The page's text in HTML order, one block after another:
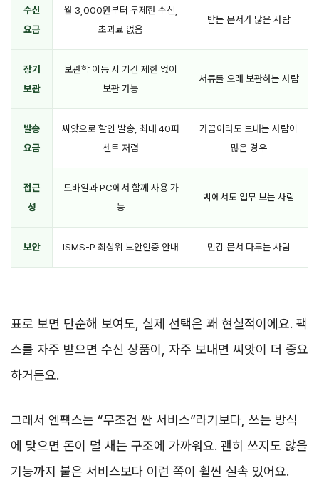
수신
요금
월 3,000원부터 무제한 수신,
초과료 없음
받는 문서가 많은 사람
장기
보관
보관함 이동 시 기간 제한 없이
보관 가능
서류를 오래 보관하는 사람
발송
요금
씨앗으로 할인 발송, 최대 40퍼
센트 저렴
가끔이라도 보내는 사람이
많은 경우
접근
성
모바일과 PC에서 함께 사용 가
능
밖에서도 업무 보는 사람
보안 ISMS-P 최상위 보안인증 안내 민감 문서 다루는 사람
표로 보면 단순해 보여도, 실제 선택은 꽤 현실적이에요. 팩
스를 자주 받으면 수신 상품이, 자주 보내면 씨앗이 더 중요
하거든요.
그래서 엔팩스는 “무조건 싼 서비스”라기보다, 쓰는 방식
에 맞으면 돈이 덜 새는 구조에 가까워요. 괜히 쓰지도 않을
기능까지 붙은 서비스보다 이런 쪽이 훨씬 실속 있어요.